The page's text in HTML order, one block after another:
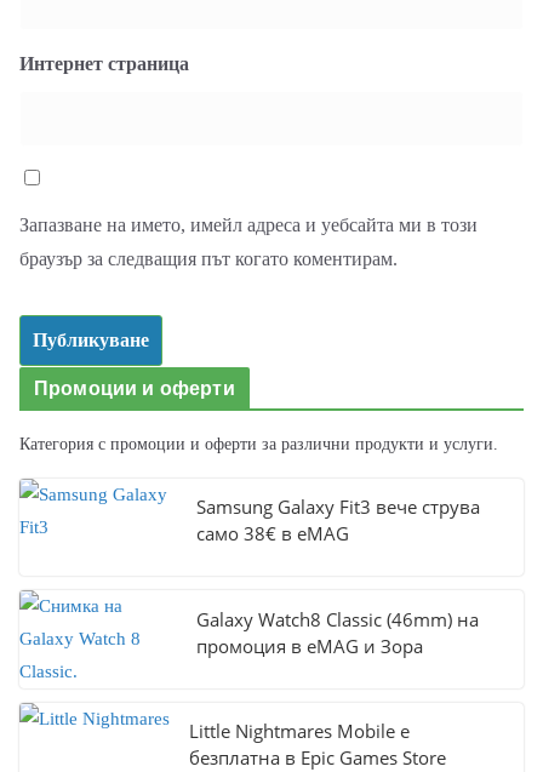
Интернет страница
Запазване на името, имейл адреса и уебсайта ми в този
браузър за следващия път когато коментирам.
Промоции и оферти
Категория с промоции и оферти за различни продукти и услуги.
Samsung Galaxy Fit3 вече струва
само 38€ в eMAG
Galaxy Watch8 Classic (46mm) на
промоция в eMAG и Зора
Little Nightmares Mobile е
безплатна в Epic Games Store